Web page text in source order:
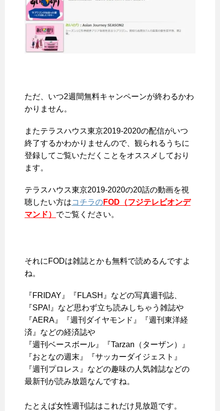
ただ、 いつ2週間無料キャンペーンが終わるかわ
かりません。
またテラスハウス東京2019-2020の配信がいつ
終了するかわかりませんので、観られるうちに
登録してご覧いただくことをオススメしており
ます。
テラスハウス東京2019-2020の20話の動画を視
聴したい方はコチラのFOD（フジテレビオンデ
マンド） でご覧ください。
それにFODは雑誌とかも無料で読めるんですよ
ね。
『FRIDAY』『FLASH』などの写真週刊誌、
『SPA!』など思わず立ち読みしちゃう雑誌や
『AERA』『週刊ダイヤモンド』『週刊東洋経
済』などの経済誌や
『週刊ベースボール』『Tarzan（ターザン）』
『おとなの週末』『サッカーダイジェスト』
『週刊プロレス』などの趣味の人気雑誌などの
最新刊が読み放題なんですね。
たとえば女性週刊誌はこれだけ見放題です。